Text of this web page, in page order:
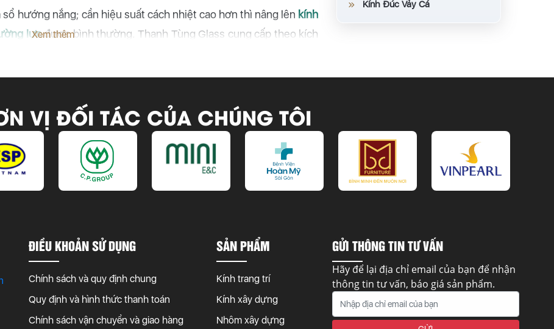
sổ hướng nắng; cần hiệu suất cách nhiệt cao hơn thì nâng lên kính
lựcđược bình thường. Thanh Tùng Glass cung cấp theo kích
Xem thêm
Kính Đúc Vảy Cá
VỊ ĐỐI TÁC CỦA CHÚNG TÔI
ĐIỀU KHOẢN SỬ DỤNG
Chính sách và quy định chung
Quy định và hình thức thanh toán
Chính sách vận chuyển và giao hàng
SẢN PHẨM
Kính trang trí
Kính xây dựng
Nhôm xây dựng
GỬI THÔNG TIN TƯ VẤN
Hãy để lại địa chỉ email của bạn để nhận
thông tin tư vấn, báo giá sản phẩm.